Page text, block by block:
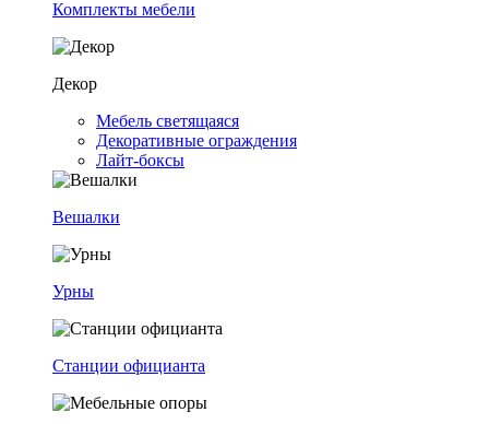
Комплекты мебели
Декор
Мебель светящаяся
Декоративные ограждения
Лайт-боксы
Вешалки
Урны
Станции официанта